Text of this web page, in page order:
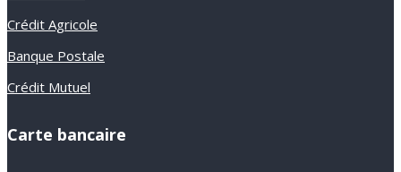
Crédit Agricole
Banque Postale
Crédit Mutuel
Carte bancaire